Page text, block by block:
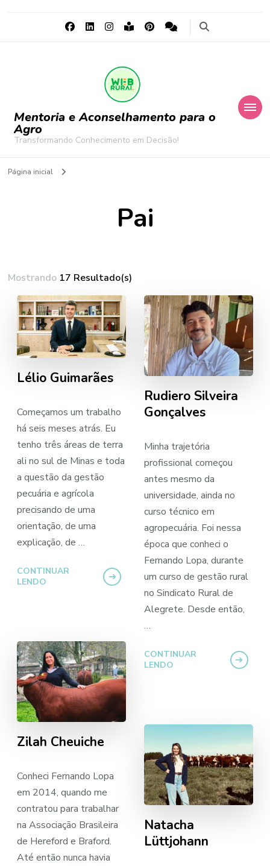
Mentoria e Aconselhamento para o
Agro
Transformando Conhecimento em Decisão!
Página inicial
Pai
Mostrando 17 Resultado(s)
Lélio Guimarães
Começamos um trabalho
há seis meses atrás. Eu
tenho três áreas de terra
ali no sul de Minas e toda
a questão da gestão
pecuária e agrícola
precisando de uma
orientação, de uma
explicação, de …
CONTINUAR
LENDO
Rudiero Silveira
Gonçalves
Minha trajetória
profissional começou
antes mesmo da
universidade, ainda no
curso técnico em
agropecuária. Foi nessa
época que conheci o
Fernando Lopa, durante
um curso de gestão rural
no Sindicato Rural de
Alegrete. Desde então,
…
CONTINUAR
LENDO
Zilah Cheuiche
Conheci Fernando Lopa
em 2014, quando me
contratou para trabalhar
na Associação Brasileira
de Hereford e Braford.
Até então nunca havia
Natacha
Lüttjohann